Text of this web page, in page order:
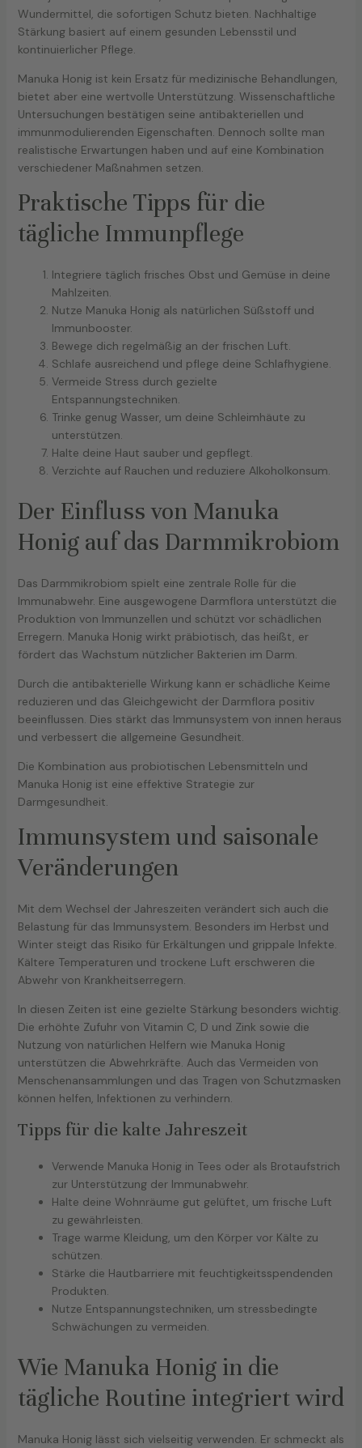
Wundermittel, die sofortigen Schutz bieten. Nachhaltige
Stärkung basiert auf einem gesunden Lebensstil und
kontinuierlicher Pflege.
Manuka Honig ist kein Ersatz für medizinische Behandlungen,
bietet aber eine wertvolle Unterstützung. Wissenschaftliche
Untersuchungen bestätigen seine antibakteriellen und
immunmodulierenden Eigenschaften. Dennoch sollte man
realistische Erwartungen haben und auf eine Kombination
verschiedener Maßnahmen setzen.
Praktische Tipps für die
tägliche Immunpflege
Integriere täglich frisches Obst und Gemüse in deine
Mahlzeiten.
Nutze Manuka Honig als natürlichen Süßstoff und
Immunbooster.
Bewege dich regelmäßig an der frischen Luft.
Schlafe ausreichend und pflege deine Schlafhygiene.
Vermeide Stress durch gezielte
Entspannungstechniken.
Trinke genug Wasser, um deine Schleimhäute zu
unterstützen.
Halte deine Haut sauber und gepflegt.
Verzichte auf Rauchen und reduziere Alkoholkonsum.
Der Einfluss von Manuka
Honig auf das Darmmikrobiom
Das Darmmikrobiom spielt eine zentrale Rolle für die
Immunabwehr. Eine ausgewogene Darmflora unterstützt die
Produktion von Immunzellen und schützt vor schädlichen
Erregern. Manuka Honig wirkt präbiotisch, das heißt, er
fördert das Wachstum nützlicher Bakterien im Darm.
Durch die antibakterielle Wirkung kann er schädliche Keime
reduzieren und das Gleichgewicht der Darmflora positiv
beeinflussen. Dies stärkt das Immunsystem von innen heraus
und verbessert die allgemeine Gesundheit.
Die Kombination aus probiotischen Lebensmitteln und
Manuka Honig ist eine effektive Strategie zur
Darmgesundheit.
Immunsystem und saisonale
Veränderungen
Mit dem Wechsel der Jahreszeiten verändert sich auch die
Belastung für das Immunsystem. Besonders im Herbst und
Winter steigt das Risiko für Erkältungen und grippale Infekte.
Kältere Temperaturen und trockene Luft erschweren die
Abwehr von Krankheitserregern.
In diesen Zeiten ist eine gezielte Stärkung besonders wichtig.
Die erhöhte Zufuhr von Vitamin C, D und Zink sowie die
Nutzung von natürlichen Helfern wie Manuka Honig
unterstützen die Abwehrkräfte. Auch das Vermeiden von
Menschenansammlungen und das Tragen von Schutzmasken
können helfen, Infektionen zu verhindern.
Tipps für die kalte Jahreszeit
Verwende Manuka Honig in Tees oder als Brotaufstrich
zur Unterstützung der Immunabwehr.
Halte deine Wohnräume gut gelüftet, um frische Luft
zu gewährleisten.
Trage warme Kleidung, um den Körper vor Kälte zu
schützen.
Stärke die Hautbarriere mit feuchtigkeitsspendenden
Produkten.
Nutze Entspannungstechniken, um stressbedingte
Schwächungen zu vermeiden.
Wie Manuka Honig in die
tägliche Routine integriert wird
Manuka Honig lässt sich vielseitig verwenden. Er schmeckt als